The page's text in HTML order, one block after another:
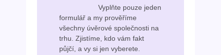
Vyplňte pouze jeden
formulář a my prověříme
všechny úvěrové společnosti na
trhu. Zjistíme, kdo vám fakt
půjčí, a vy si jen vyberete.